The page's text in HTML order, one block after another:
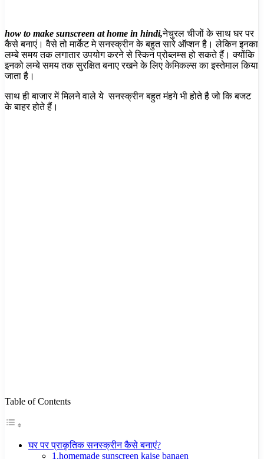
how to make sunscreen at home in hindi,नेचुरल चीजों के साथ घर पर
कैसे बनाएं। वैसे तो मार्केट मे सनस्क्रीन के बहुत सारे ऑप्शन है। लेकिन इनका
लम्बे समय तक लगातार उपयोग करने से स्किन प्रोब्लम्स हो सकते हैं। क्योंकि
इनको लम्बे समय तक सुरक्षित बनाए रखने के लिए केमिकल्स का इस्तेमाल किया
जाता है।
साथ ही बाजार में मिलने वाले ये सनस्क्रीन बहुत मंहगे भी होते है जो कि बजट
के बाहर होते हैं।
Table of Contents
घर पर प्राकृतिक सनस्क्रीन कैसे बनाएं?
1.homemade sunscreen kaise banaen